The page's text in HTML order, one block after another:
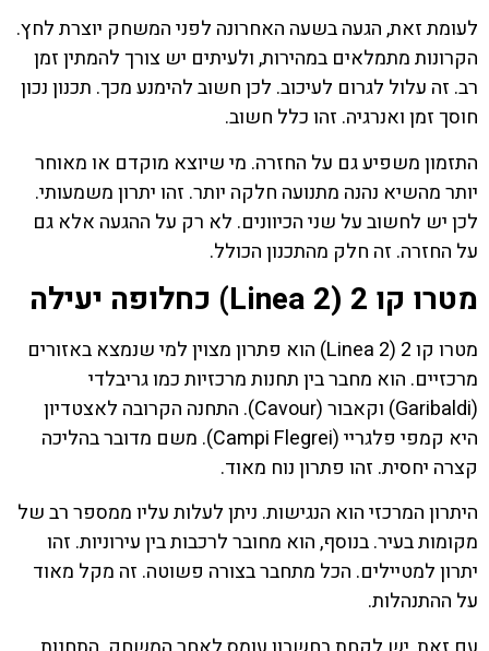
לעומת זאת, הגעה בשעה האחרונה לפני המשחק יוצרת לחץ.
הקרונות מתמלאים במהירות, ולעיתים יש צורך להמתין זמן
רב. זה עלול לגרום לעיכוב. לכן חשוב להימנע מכך. תכנון נכון
חוסך זמן ואנרגיה. זהו כלל חשוב.
התזמון משפיע גם על החזרה. מי שיוצא מוקדם או מאוחר
יותר מהשיא נהנה מתנועה חלקה יותר. זהו יתרון משמעותי.
לכן יש לחשוב על שני הכיוונים. לא רק על ההגעה אלא גם
על החזרה. זה חלק מהתכנון הכולל.
מטרו קו 2 (Linea 2) כחלופה יעילה
מטרו קו 2 (Linea 2) הוא פתרון מצוין למי שנמצא באזורים
מרכזיים. הוא מחבר בין תחנות מרכזיות כמו גריבלדי
(Garibaldi) וקאבור (Cavour). התחנה הקרובה לאצטדיון
היא קמפי פלגריי (Campi Flegrei). משם מדובר בהליכה
קצרה יחסית. זהו פתרון נוח מאוד.
היתרון המרכזי הוא הנגישות. ניתן לעלות עליו ממספר רב של
מקומות בעיר. בנוסף, הוא מחובר לרכבות בין עירוניות. זהו
יתרון למטיילים. הכל מתחבר בצורה פשוטה. זה מקל מאוד
על ההתנהלות.